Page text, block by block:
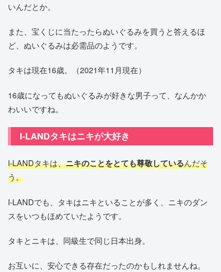
いんだとか。
また、宝くじに当たったらぬいぐるみを買うと答えるほ
ど、ぬいぐるみは必需品のようです。
タキは現在16歳。（2021年11月現在）
16歳になってもぬいぐるみが好きな男子って、なんかか
わいいですね。
I-LANDタキはニキが大好き
I-LANDタキは、ニキのことをとても尊敬しているんだそ
う。
I-LANDでも、タキはニキといることが多く、ニキのダン
スをいつもほめていたようです。
タキとニキは、同級生で同じ日本出身。
お互いに、安心できる存在だったのかもしれませんね。